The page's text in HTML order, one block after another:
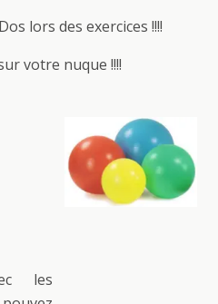
lors des exercices !!!!
votre nuque !!!!
les